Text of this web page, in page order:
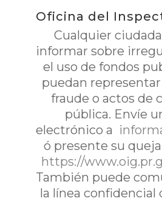
Oficina del
Cualquier
informar sobre
el uso de fondos
puedan
fraude o actos de
pública. Envíe
electrónico a
ó presente su
https://
También puede
la línea confidencial